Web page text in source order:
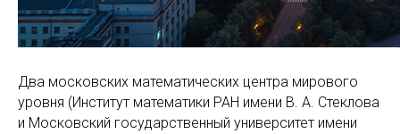
Два московских математических центра мирового
уровня (Институт математики РАН имени В. А. Стеклова
и Московский государственный университет имени